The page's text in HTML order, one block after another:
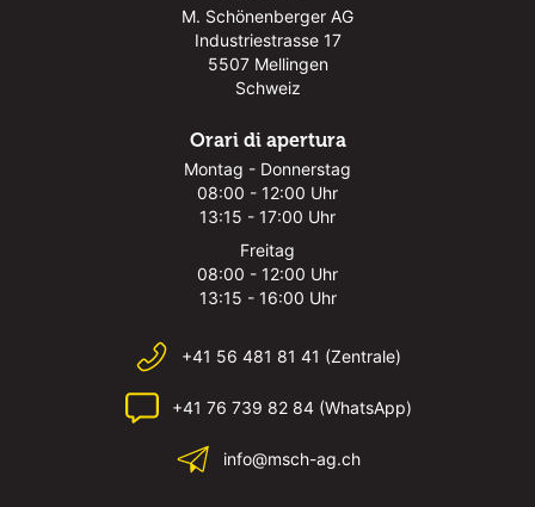
M. Schönenberger AG
Industriestrasse 17
5507 Mellingen
Schweiz
Orari di apertura
Montag - Donnerstag
08:00 - 12:00 Uhr
13:15 - 17:00 Uhr
Freitag
08:00 - 12:00 Uhr
13:15 - 16:00 Uhr
+41 56 481 81 41 (Zentrale)
+41 76 739 82 84 (WhatsApp)
info@msch-ag.ch